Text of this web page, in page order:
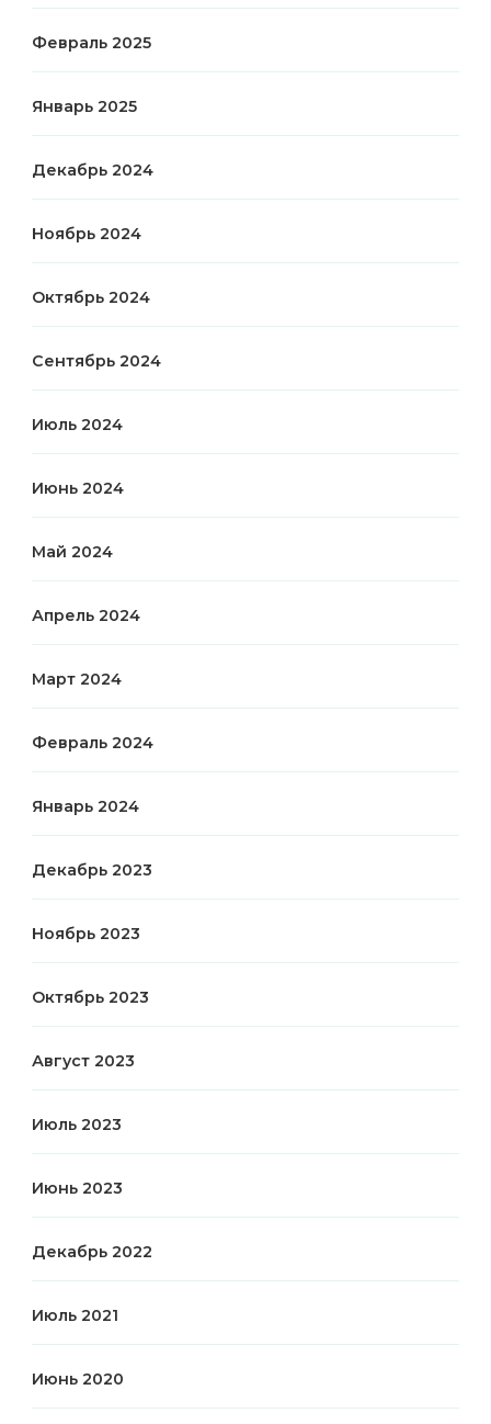
Февраль 2025
Январь 2025
Декабрь 2024
Ноябрь 2024
Октябрь 2024
Сентябрь 2024
Июль 2024
Июнь 2024
Май 2024
Апрель 2024
Март 2024
Февраль 2024
Январь 2024
Декабрь 2023
Ноябрь 2023
Октябрь 2023
Август 2023
Июль 2023
Июнь 2023
Декабрь 2022
Июль 2021
Июнь 2020